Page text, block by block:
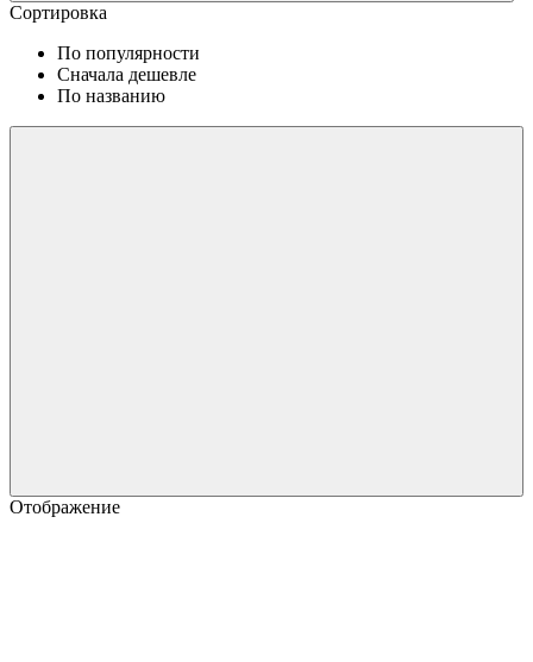
Сортировка
По популярности
Сначала дешевле
По названию
Отображение